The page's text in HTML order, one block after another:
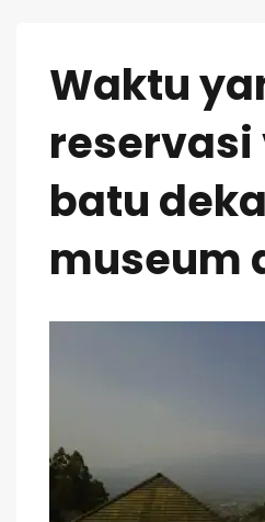
Waktu
batu
museum